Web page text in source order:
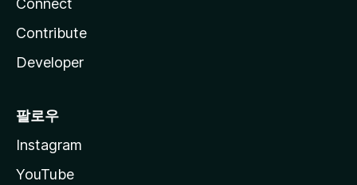
Connect
Contribute
Developer
팔로우
Instagram
YouTube